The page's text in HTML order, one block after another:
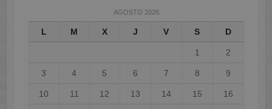
AGOSTO 2026
L M X J V S D
1 2
3 4 5 6 7 8 9
10 11 12 13 14 15 16